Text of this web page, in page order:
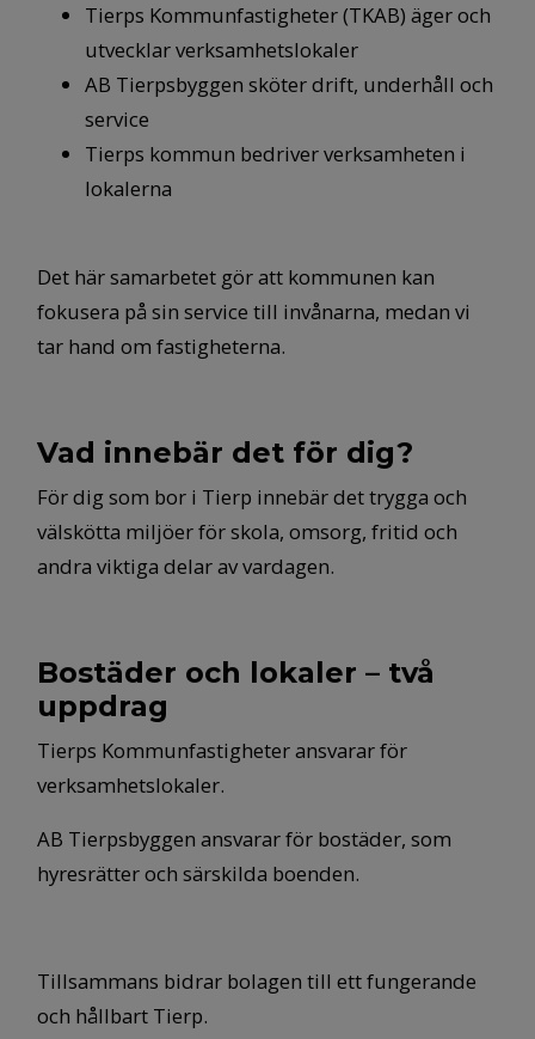
Tierps Kommunfastigheter (TKAB) äger och
utvecklar verksamhetslokaler
AB Tierpsbyggen sköter drift, underhåll och
service
Tierps kommun bedriver verksamheten i
lokalerna
Det här samarbetet gör att kommunen kan
fokusera på sin service till invånarna, medan vi
tar hand om fastigheterna.
Vad innebär det för dig?
För dig som bor i Tierp innebär det trygga och
välskötta miljöer för skola, omsorg, fritid och
andra viktiga delar av vardagen.
Bostäder och lokaler – två
uppdrag
Tierps Kommunfastigheter ansvarar för
verksamhetslokaler.
AB Tierpsbyggen ansvarar för bostäder, som
hyresrätter och särskilda boenden.
Tillsammans bidrar bolagen till ett fungerande
och hållbart Tierp.